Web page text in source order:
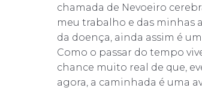
chamada de Nevoeiro
meu trabalho e das minhas
da doença, ainda assim é
Como o passar do tempo
chance muito real de que,
agora, a caminhada é uma